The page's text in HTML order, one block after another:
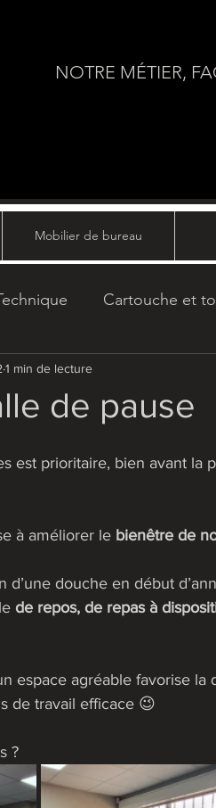
NOTRE MÉTIER,
Mobilier de bureau
Cartouche et
Sécurité
de pause
1 min de lecture
est prioritaire, bien avant la
à améliorer le bienêtre de
d’une douche en début
de repos, de repas à
espace agréable favorise
de travail efficace 😉
?